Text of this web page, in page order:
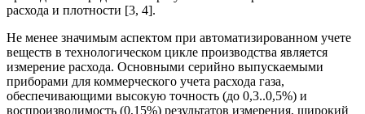
расхода и плотности [3, 4].
Не менее значимым аспектом при автоматизированном учете
веществ в технологическом цикле производства является
измерение расхода. Основными серийно выпускаемыми
приборами для коммерческого учета расхода газа,
обеспечивающими высокую точность (до 0,3..0,5%) и
воспроизводимость (0,15%) результатов измерения, широкий